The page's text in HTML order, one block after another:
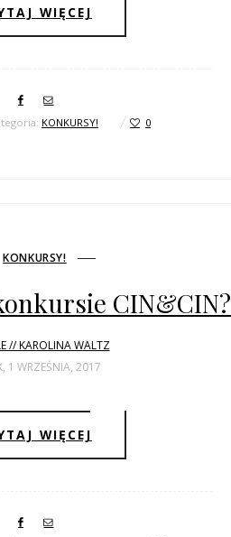
WIĘCEJ
KONKURSY! 0
KONKURSY!
CIN&CIN?
// KAROLINA WALTZ
1 WRZEŚNIA, 2017
WIĘCEJ